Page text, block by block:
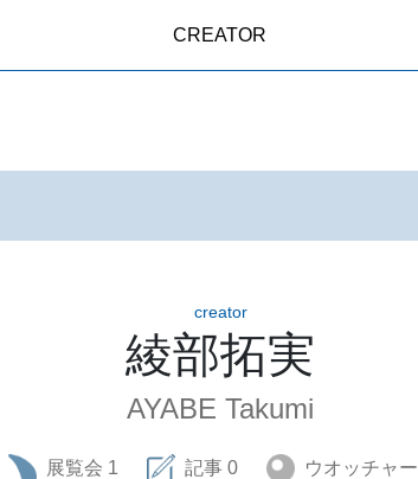
CREATOR
creator
綾部拓実
AYABE Takumi
展覧会 1 記事 0 ウオッチャー